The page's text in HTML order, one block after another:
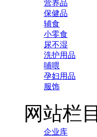
营养品
保健品
辅食
小零食
尿不湿
洗护用品
哺喂
孕妇用品
服饰
网站栏目
企业库